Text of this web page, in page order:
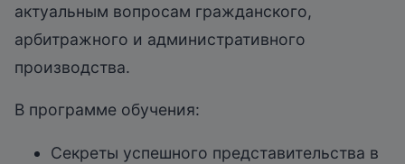
актуальным вопросам гражданского,
арбитражного и административного
производства.
В программе обучения:
Секреты успешного представительства в